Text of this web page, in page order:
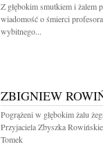
Z głębokim smutkiem i żalem
wiadomość o śmierci
wybitnego...
ZBIGNIEW
Pogrążeni w głębokim żalu
Przyjaciela Zbyszka
Tomek